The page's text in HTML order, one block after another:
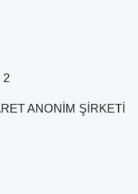
2
ANONİM ŞİRKETİ